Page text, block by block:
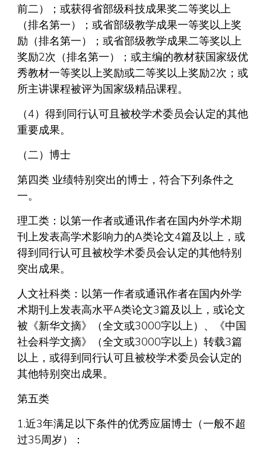
前二）；或获得省部级科技成果奖二等奖以上
（排名第一）；或省部级教学成果一等奖以上奖
励（排名第一）；或省部级教学成果二等奖以上
奖励2次（排名第一）；或主编的教材获国家级优
秀教材一等奖以上奖励或二等奖以上奖励2次；或
所主讲课程被评为国家级精品课程。
（4）得到同行认可且被校学术委员会认定的其他
重要成果。
（二）博士
第四类 业绩特别突出的博士，符合下列条件之
一。
理工类：以第一作者或通讯作者在国内外学术期
刊上发表高学术影响力的A类论文4篇及以上，或
得到同行认可且被校学术委员会认定的其他特别
突出成果。
人文社科类：以第一作者或通讯作者在国内外学
术期刊上发表高水平A类论文3篇及以上，或论文
被《新华文摘》（全文或3000字以上）、《中国
社会科学文摘》（全文或3000字以上）转载3篇
以上，或得到同行认可且被校学术委员会认定的
其他特别突出成果。
第五类
1.近3年满足以下条件的优秀应届博士（一般不超
过35周岁）：